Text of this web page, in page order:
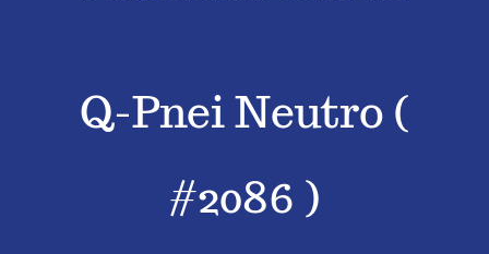
ProdottiQ-Pnei Neutro (
#2086 )